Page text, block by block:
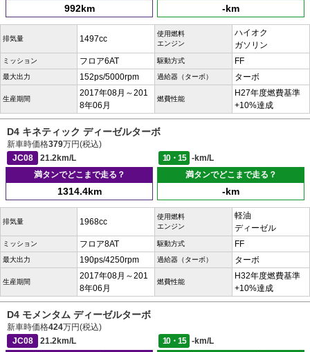
992km -km
排気量 1497cc
使用燃料
エンジン
ハイオク
ガソリン
ミッション フロア6AT 駆動方式 FF
最大出力 152ps/5000rpm 過給器（ターボ） ターボ
生産期間
2017年08月～201
8年06月
燃費性能
H27年度燃費基準
+10%達成
D4 キネティック ディーゼルターボ
新車時価格379万円(税込)
JC08
21.2km/L 10・15
-km/L
満タンでどこまで走る？
1314.4km
満タンでどこまで走る？
-km
排気量 1968cc
使用燃料
エンジン
軽油
ディーゼル
ミッション フロア8AT 駆動方式 FF
最大出力 190ps/4250rpm 過給器（ターボ） ターボ
生産期間
2017年08月～201
8年06月
燃費性能
H32年度燃費基準
+10%達成
D4 モメンタム ディーゼルターボ
新車時価格424万円(税込)
JC08
21.2km/L 10・15
-km/L